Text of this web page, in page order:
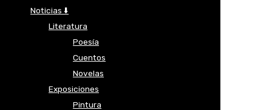
Noticias ⬇️
Literatura
Poesía
Cuentos
Novelas
Exposiciones
Pintura